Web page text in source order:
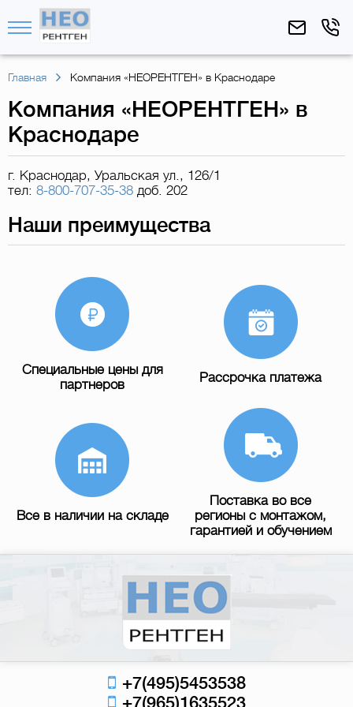
Главная Компания «НЕОРЕНТГЕН» в Краснодаре
Компания «НЕОРЕНТГЕН» в
Краснодаре
г. Краснодар, Уральская ул., 126/1
тел: 8-800-707-35-38 доб. 202
Наши преимущества
Специальные цены для
партнеров
Рассрочка платежа
Все в наличии на складе
Поставка во все
регионы с монтажом,
гарантией и обучением
+7(495)5453538
+7(965)1635523